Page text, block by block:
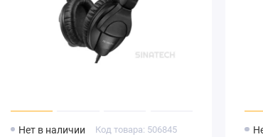
Нет в наличии Код товара: 506845